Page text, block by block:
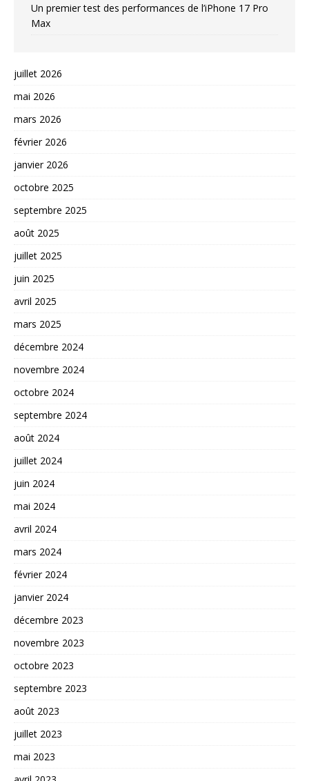
Un premier test des performances de l’iPhone 17 Pro
Max
juillet 2026
mai 2026
mars 2026
février 2026
janvier 2026
octobre 2025
septembre 2025
août 2025
juillet 2025
juin 2025
avril 2025
mars 2025
décembre 2024
novembre 2024
octobre 2024
septembre 2024
août 2024
juillet 2024
juin 2024
mai 2024
avril 2024
mars 2024
février 2024
janvier 2024
décembre 2023
novembre 2023
octobre 2023
septembre 2023
août 2023
juillet 2023
mai 2023